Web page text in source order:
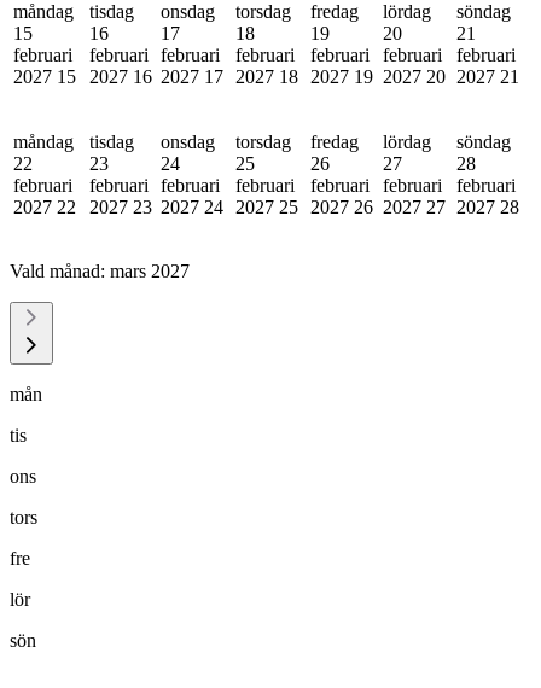
måndag
15
februari
2027 15
tisdag
16
februari
2027 16
onsdag
17
februari
2027 17
torsdag
18
februari
2027 18
fredag
19
februari
2027 19
lördag
20
februari
2027 20
söndag
21
februari
2027 21
måndag
22
februari
2027 22
tisdag
23
februari
2027 23
onsdag
24
februari
2027 24
torsdag
25
februari
2027 25
fredag
26
februari
2027 26
lördag
27
februari
2027 27
söndag
28
februari
2027 28
Vald månad: mars 2027
mån
tis
ons
tors
fre
lör
sön